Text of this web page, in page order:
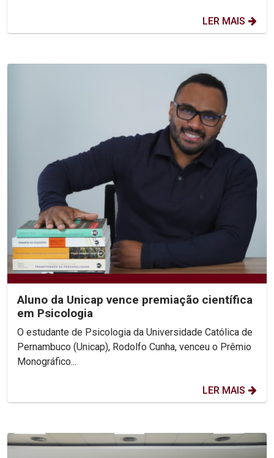
LER MAIS
Aluno da Unicap vence premiação científica
em Psicologia
O estudante de Psicologia da Universidade Católica de
Pernambuco (Unicap), Rodolfo Cunha, venceu o Prêmio
Monográfico...
LER MAIS